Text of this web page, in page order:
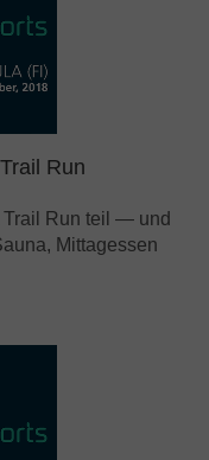
Run
Trail Run teil — und
Mittagessen